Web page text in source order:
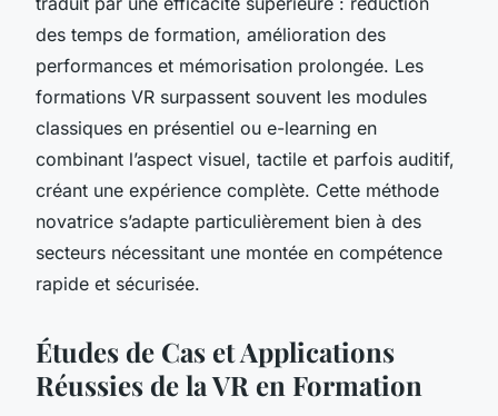
des temps de formation, amélioration des
performances et mémorisation prolongée. Les
formations VR surpassent souvent les modules
classiques en présentiel ou e-learning en
combinant l’aspect visuel, tactile et parfois auditif,
créant une expérience complète. Cette méthode
novatrice s’adapte particulièrement bien à des
secteurs nécessitant une montée en compétence
rapide et sécurisée.
Études de Cas et Applications
Réussies de la VR en Formation